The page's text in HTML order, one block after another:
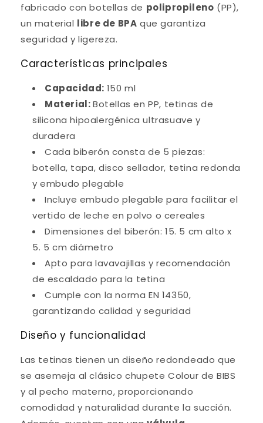
fabricado con botellas de polipropileno (PP),
un material libre de BPA que garantiza
seguridad y ligereza.
Características principales
Capacidad: 150 ml
Material:Botellas en PP, tetinas de
silicona hipoalergénica ultrasuave y
duradera
Cada biberón consta de 5 piezas:
botella, tapa, disco sellador, tetina redonda
y embudo plegable
Incluye embudo plegable para facilitar el
vertido de leche en polvo o cereales
Dimensiones del biberón: 15. 5 cm alto x
5. 5 cm diámetro
Apto para lavavajillas y recomendación
de escaldado para la tetina
Cumple con la norma EN 14350,
garantizando calidad y seguridad
Diseño y funcionalidad
Las tetinas tienen un diseño redondeado que
se asemeja al clásico chupete Colour de BIBS
y al pecho materno, proporcionando
comodidad y naturalidad durante la succión.